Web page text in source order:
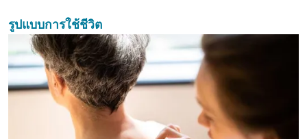
รูปแบบการใช้ชีวิต